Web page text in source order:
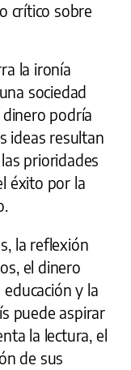
crítico sobre
la ironía
sociedad
podría
ideas resultan
prioridades
éxito por la
la reflexión
el dinero
y la
puede aspirar
la lectura, el
de sus